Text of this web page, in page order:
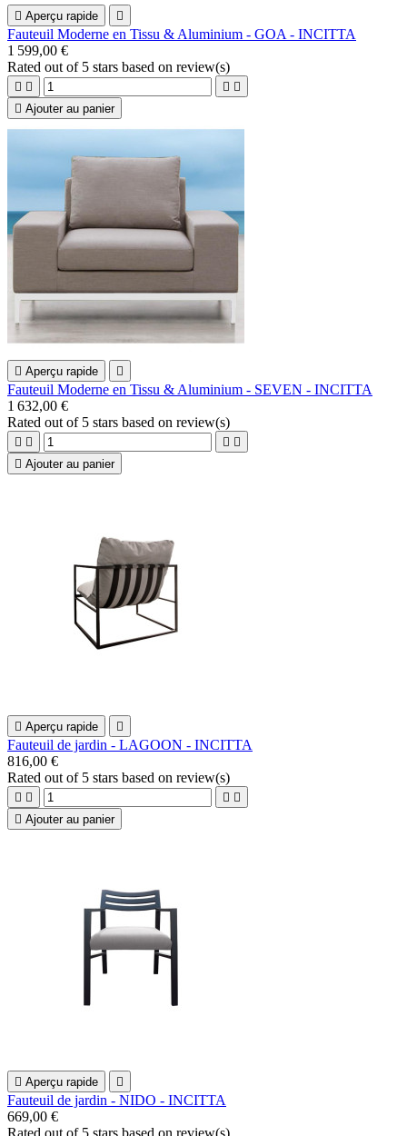
 Aperçu rapide 
Fauteuil Moderne en Tissu & Aluminium - GOA - INCITTA
1 599,00 €
Rated out of 5 stars based on review(s)
   
 Ajouter au panier
 Aperçu rapide 
Fauteuil Moderne en Tissu & Aluminium - SEVEN - INCITTA
1 632,00 €
Rated out of 5 stars based on review(s)
   
 Ajouter au panier
 Aperçu rapide 
Fauteuil de jardin - LAGOON - INCITTA
816,00 €
Rated out of 5 stars based on review(s)
   
 Ajouter au panier
 Aperçu rapide 
Fauteuil de jardin - NIDO - INCITTA
669,00 €